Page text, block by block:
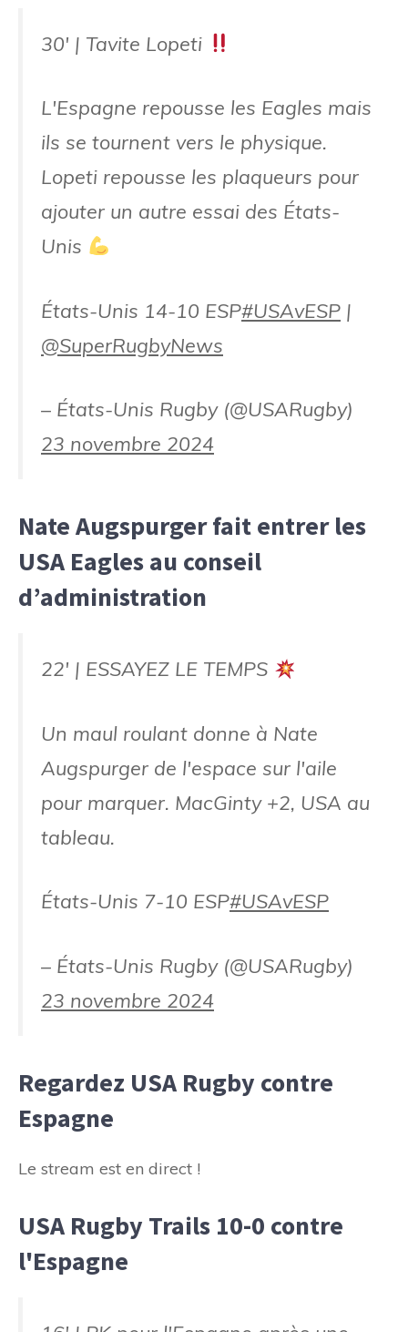
30' | Tavite Lopeti
L'Espagne repousse les Eagles mais
ils se tournent vers le physique.
Lopeti repousse les plaqueurs pour
ajouter un autre essai des États-
Unis
États-Unis 14-10 ESP#USAvESP |
@SuperRugbyNews
– États-Unis Rugby (@USARugby)
23 novembre 2024
Nate Augspurger fait entrer les
USA Eagles au conseil
d’administration
22' | ESSAYEZ LE TEMPS
Un maul roulant donne à Nate
Augspurger de l'espace sur l'aile
pour marquer. MacGinty +2, USA au
tableau.
États-Unis 7-10 ESP#USAvESP
– États-Unis Rugby (@USARugby)
23 novembre 2024
Regardez USA Rugby contre
Espagne
Le stream est en direct !
USA Rugby Trails 10-0 contre
l'Espagne